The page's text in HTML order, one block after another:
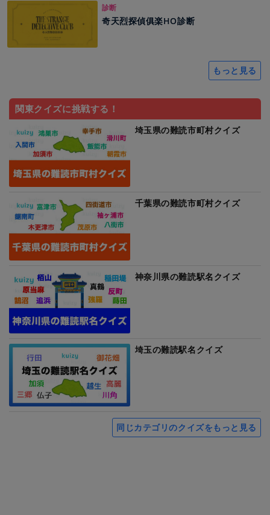
診断
奇天烈探偵俱楽HO診断
もっと見る
関東クイズに挑戦する！
埼玉県の難読市町村クイズ
千葉県の難読市町村クイズ
神奈川県の難読駅名クイズ
埼玉の難読駅名クイズ
同じカテゴリのクイズをもっと見る